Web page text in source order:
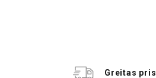
Greitas